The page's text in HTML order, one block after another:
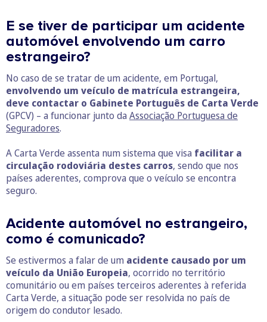
E se tiver de participar um acidente
automóvel envolvendo um carro
estrangeiro?
No caso de se tratar de um acidente, em Portugal,
envolvendo um veículo de matrícula estrangeira,
deve contactar o Gabinete Português de Carta Verde
(GPCV) – a funcionar junto da Associação Portuguesa de
Seguradores.
A Carta Verde assenta num sistema que visa facilitar a
circulação rodoviária destes carros, sendo que nos
países aderentes, comprova que o veículo se encontra
seguro.
Acidente automóvel no estrangeiro,
como é comunicado?
Se estivermos a falar de um acidente causado por um
veículo da União Europeia, ocorrido no território
comunitário ou em países terceiros aderentes à referida
Carta Verde, a situação pode ser resolvida no país de
origem do condutor lesado.